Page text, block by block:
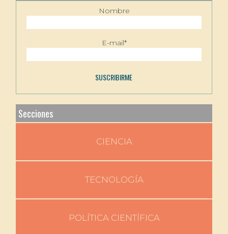
Nombre
E-mail*
Secciones
CIENCIA
TECNOLOGÍA
POLÍTICA CIENTÍFICA